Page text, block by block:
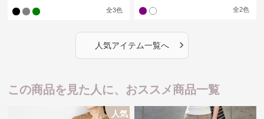
全3色 全2色
人気アイテム一覧へ ›
この商品を見た人に、おススメ商品一覧
人気